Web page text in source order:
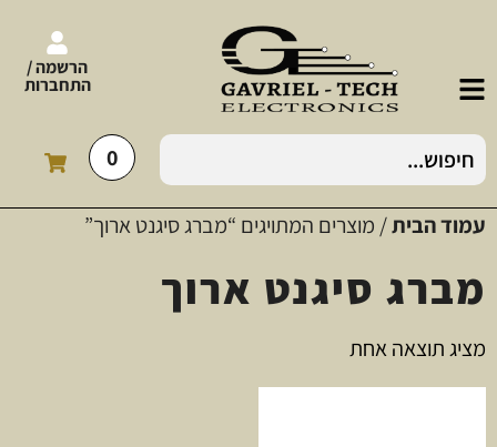
הרשמה /
התחברות
0
עמוד הבית/ מוצרים המתויגים “מברג סיגנט ארוך”
מברג סיגנט ארוך
מציג תוצאה אחת